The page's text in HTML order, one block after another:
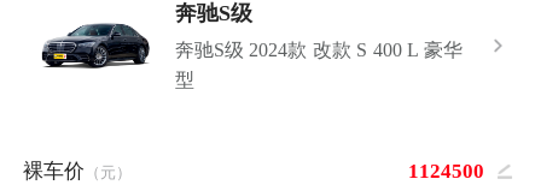
奔驰S级
奔驰S级 2024款 改款 S 400 L 豪华
型
裸车价 （元）